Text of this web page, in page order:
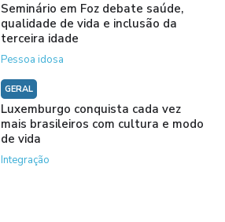
Seminário em Foz debate saúde,
qualidade de vida e inclusão da
terceira idade
Pessoa idosa
GERAL
Luxemburgo conquista cada vez
mais brasileiros com cultura e modo
de vida
Integração